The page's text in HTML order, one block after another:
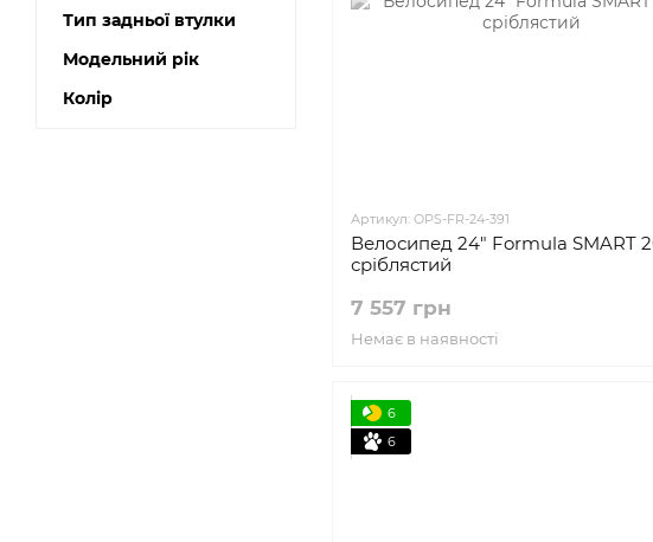
Артикул: OPS-FR-24-391
Велосипед 24" Formula SMART
сріблястий
7 557 грн
Немає в наявності
6
6
Тип задньої втулки
Модельний рік
Колір